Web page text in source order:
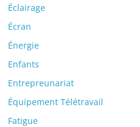
Éclairage
Écran
Énergie
Enfants
Entrepreunariat
Équipement Télétravail
Fatigue